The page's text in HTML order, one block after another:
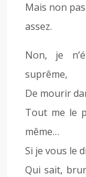
Mais non
assez.
Non, je
suprême,
De mourir
Tout me le
même…
Si je vous le
Qui sait,